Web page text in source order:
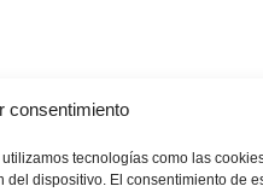
consentimiento
tecnologías como las
dispositivo. El consentimiento de